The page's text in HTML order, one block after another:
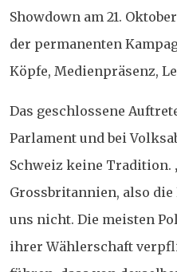
Showdown am 21.
der permanenten
Köpfe, Medienpräsenz,
Das geschlossene
Parlament und bei
Schweiz keine Tradition.
Grossbritannien, also
uns nicht. Die meisten
ihrer Wählerschaft